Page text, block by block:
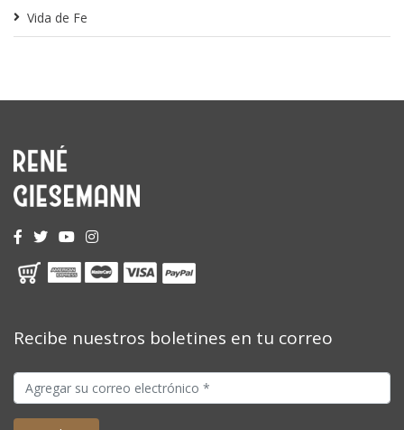
Vida de Fe
Recibe nuestros boletines en tu correo